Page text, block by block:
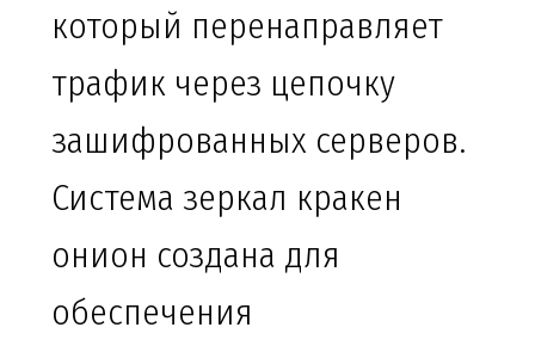
который перенаправляет
трафик через цепочку
зашифрованных серверов.
Система зеркал кракен
онион создана для
обеспечения